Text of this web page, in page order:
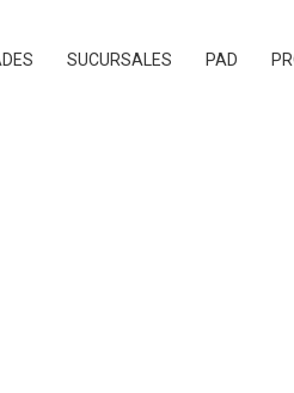
SUCURSALES PAD